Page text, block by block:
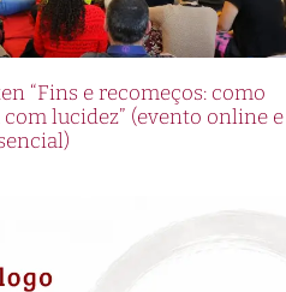
“Fins e recomeços: como
lucidez” (evento online e